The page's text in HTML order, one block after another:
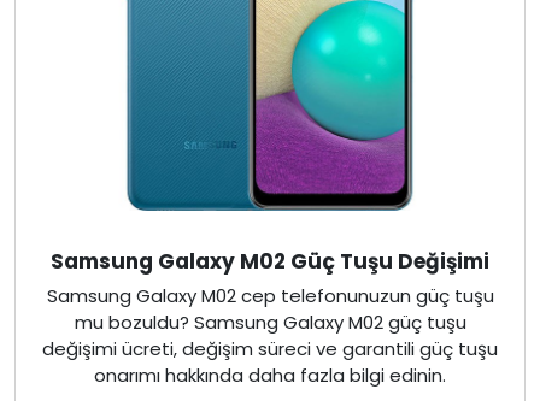
Samsung Galaxy M02 Güç Tuşu Değişimi
Samsung Galaxy M02 cep telefonunuzun güç tuşu
mu bozuldu? Samsung Galaxy M02 güç tuşu
değişimi ücreti, değişim süreci ve garantili güç tuşu
onarımı hakkında daha fazla bilgi edinin.